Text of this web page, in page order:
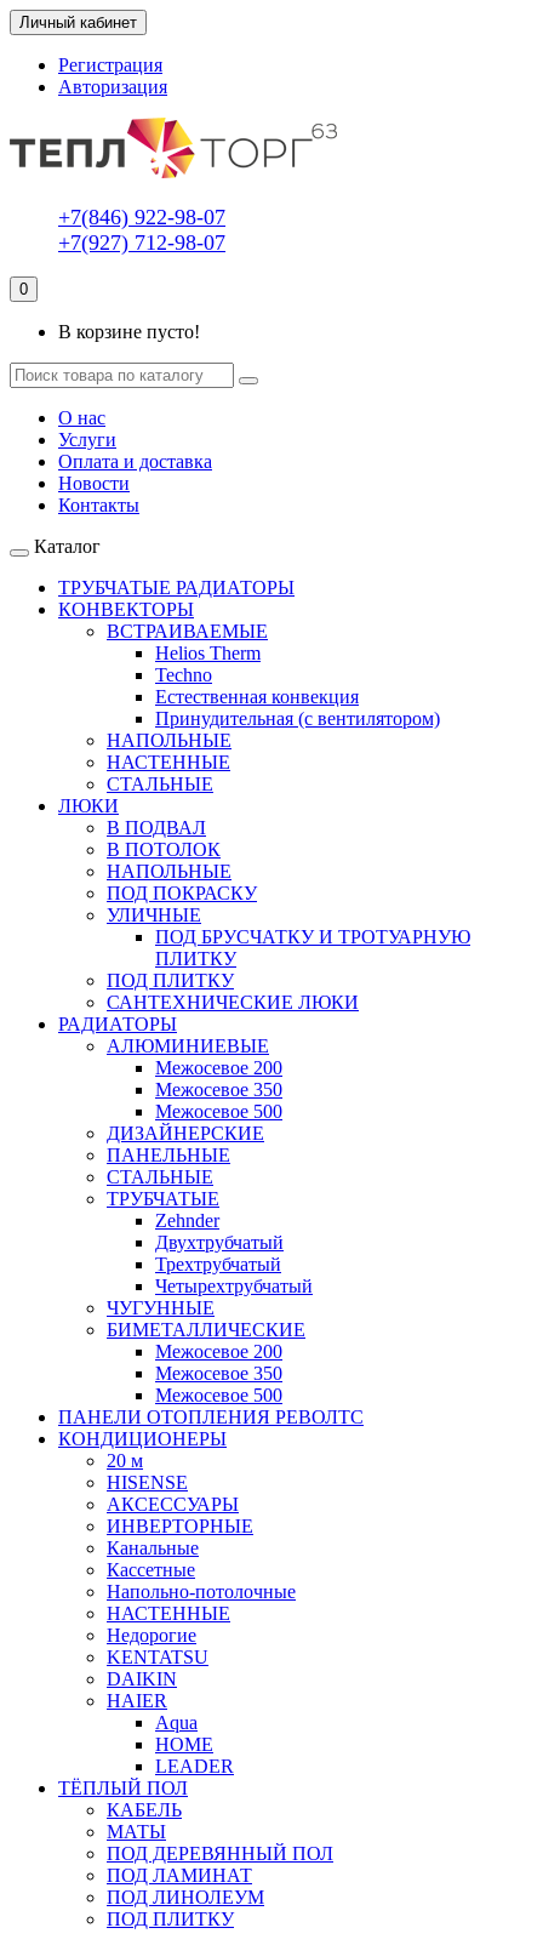
Личный кабинет
Регистрация
Авторизация
+7(846) 922-98-07
+7(927) 712-98-07
0
В корзине пусто!
О нас
Услуги
Оплата и доставка
Новости
Контакты
Каталог
ТРУБЧАТЫЕ РАДИАТОРЫ
КОНВЕКТОРЫ
ВСТРАИВАЕМЫЕ
Helios Therm
Techno
Естественная конвекция
Принудительная (с вентилятором)
НАПОЛЬНЫЕ
НАСТЕННЫЕ
СТАЛЬНЫЕ
ЛЮКИ
В ПОДВАЛ
В ПОТОЛОК
НАПОЛЬНЫЕ
ПОД ПОКРАСКУ
УЛИЧНЫЕ
ПОД БРУСЧАТКУ И ТРОТУАРНУЮ
ПЛИТКУ
ПОД ПЛИТКУ
САНТЕХНИЧЕСКИЕ ЛЮКИ
РАДИАТОРЫ
АЛЮМИНИЕВЫЕ
Межосевое 200
Межосевое 350
Межосевое 500
ДИЗАЙНЕРСКИЕ
ПАНЕЛЬНЫЕ
СТАЛЬНЫЕ
ТРУБЧАТЫЕ
Zehnder
Двухтрубчатый
Трехтрубчатый
Четырехтрубчатый
ЧУГУННЫЕ
БИМЕТАЛЛИЧЕСКИЕ
Межосевое 200
Межосевое 350
Межосевое 500
ПАНЕЛИ ОТОПЛЕНИЯ РЕВОЛТС
КОНДИЦИОНЕРЫ
20 м
HISENSE
АКСЕССУАРЫ
ИНВЕРТОРНЫЕ
Канальные
Кассетные
Напольно-потолочные
НАСТЕННЫЕ
Недорогие
KENTATSU
DAIKIN
HAIER
Aqua
HOME
LEADER
ТЁПЛЫЙ ПОЛ
КАБЕЛЬ
МАТЫ
ПОД ДЕРЕВЯННЫЙ ПОЛ
ПОД ЛАМИНАТ
ПОД ЛИНОЛЕУМ
ПОД ПЛИТКУ